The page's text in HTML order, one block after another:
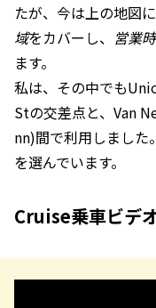
たが、今は上の地図
域をカバーし、 営業
ます。
私は、その中でも
Stの交差点と、Van
nn)間で利用しました
を選んでいます。
Cruise乗車ビデ